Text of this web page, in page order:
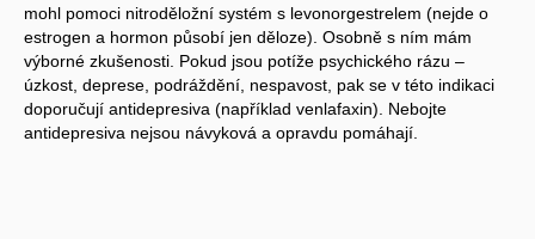
mohl pomoci nitroděložní systém s levonorgestrelem (nejde o
estrogen a hormon působí jen děloze). Osobně s ním mám
výborné zkušenosti. Pokud jsou potíže psychického rázu –
úzkost, deprese, podráždění, nespavost, pak se v této indikaci
doporučují antidepresiva (například venlafaxin). Nebojte
antidepresiva nejsou návyková a opravdu pomáhají.